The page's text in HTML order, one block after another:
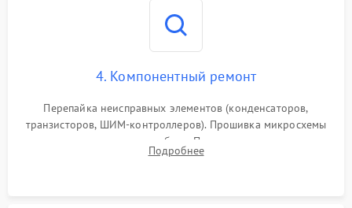
4. Компонентный ремонт
Перепайка неисправных элементов (конденсаторов,
транзисторов, ШИМ-контроллеров). Прошивка микросхемы
памяти при программных сбоях. При поломке подсветки —
разборка матрицы и замена выгоревших светодиодов.
Подробнее